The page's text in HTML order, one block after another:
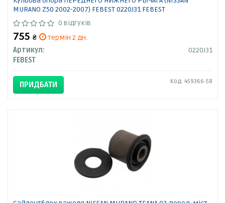
MURANO Z50 2002-2007) FEBEST 0220J31 FEBEST
0 відгуків
755 ₴
термін 2 дн.
Артикул:
0220J31
FEBEST
ПРИДБАТИ Код: 459366-58